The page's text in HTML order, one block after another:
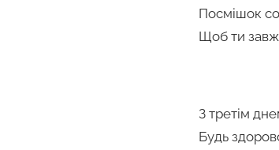
Посмішок
Щоб ти
З третім
Будь